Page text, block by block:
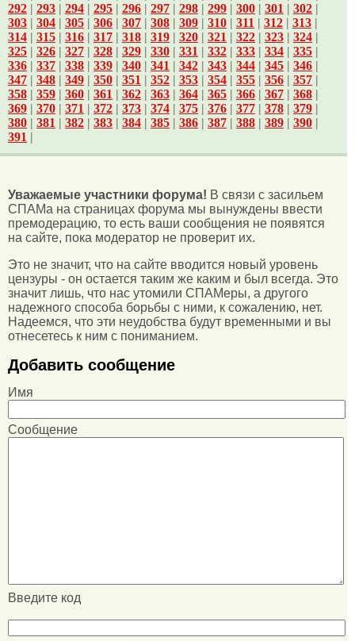
292 | 293 | 294 | 295 | 296 | 297 | 298 | 299 | 300 | 301 | 302 |
303 | 304 | 305 | 306 | 307 | 308 | 309 | 310 | 311 | 312 | 313 |
314 | 315 | 316 | 317 | 318 | 319 | 320 | 321 | 322 | 323 | 324 |
325 | 326 | 327 | 328 | 329 | 330 | 331 | 332 | 333 | 334 | 335 |
336 | 337 | 338 | 339 | 340 | 341 | 342 | 343 | 344 | 345 | 346 |
347 | 348 | 349 | 350 | 351 | 352 | 353 | 354 | 355 | 356 | 357 |
358 | 359 | 360 | 361 | 362 | 363 | 364 | 365 | 366 | 367 | 368 |
369 | 370 | 371 | 372 | 373 | 374 | 375 | 376 | 377 | 378 | 379 |
380 | 381 | 382 | 383 | 384 | 385 | 386 | 387 | 388 | 389 | 390 |
391 |
Уважаемые участники форума! В связи с засильем
СПАМа на страницах форума мы вынуждены ввести
премодерацию, то есть ваши сообщения не появятся
на сайте, пока модератор не проверит их.
Это не значит, что на сайте вводится новый уровень
цензуры - он остается таким же каким и был всегда. Это
значит лишь, что нас утомили СПАМеры, а другого
надежного способа борьбы с ними, к сожалению, нет.
Надеемся, что эти неудобства будут временными и вы
отнесетесь к ним с пониманием.
Добавить сообщение
Имя
Сообщение
Введите код